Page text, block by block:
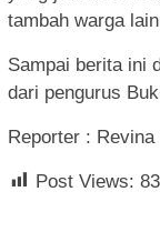
tambah warga
Sampai berita ini
dari pengurus
Reporter : Revina
Post Views: